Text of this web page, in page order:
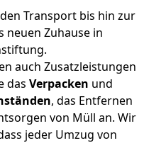
Transport bis hin zur
neuen Zuhause in
auch Zusatzleistungen
das Verpacken und
, das Entfernen
von Müll an. Wir
jeder Umzug von